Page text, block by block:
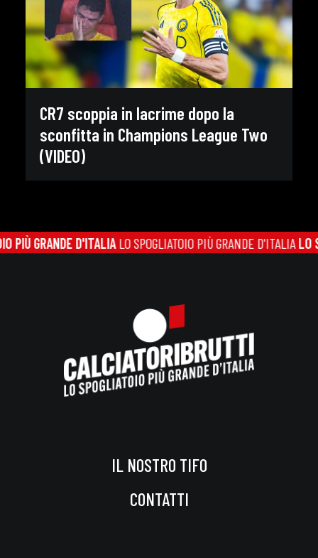
CR7 scoppia in lacrime dopo la
sconfitta in Champions League Two
(VIDEO)
PIÙ GRANDE D'ITALIALO SPOGLIATOIO PIÙ GRANDE D'ITALIALO
IL NOSTRO TIFO
CONTATTI